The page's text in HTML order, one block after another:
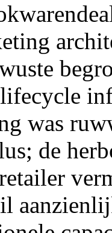
was
de